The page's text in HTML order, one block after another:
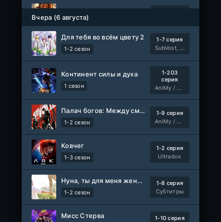
Фильм
Счастливы ли мы?
Фильм
WEB-Rip
Синема УС
Любовь на розлив
Фильм
WEB-Rip
@MUZOBOZ@
Ольмо
Фильм
WEB-Rip
@MUZOBOZ@
Наши счастливые дни
1 сезон
1-92
серия
Последний повар
1-28
серия
Субтитры
Вчера (6 августа)
Для тебя во всём цвету 2
1-2 сезон
1-7 серия
SubVost, Манипулятор
Континент силы и духа
1 сезон
1-203
серия
AniMy / RuChiMe
Палач богов: Между смертным и божественным царством 2
1-2 сезон
1-9 серия
AniMy / RuChiMe
Ковчег
1-3 сезон
1-2 серия
Ultradox
Нуна, ты для меня женщина 2
1-2 сезон
1-8 серия
Субтитры
Мисс Стерва
1-10 серия